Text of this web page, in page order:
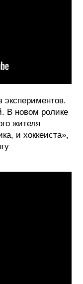
В новом ролике
жителя
и хоккеиста»,